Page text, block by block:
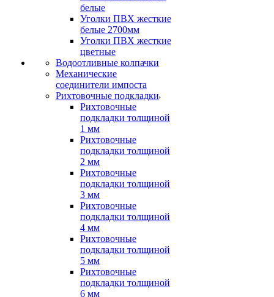
белые
Уголки ПВХ жесткие
белые 2700мм
Уголки ПВХ жесткие
цветные
Водоотливные колпачки
Механические
соединители импоста
Рихтовочные подкладки
Рихтовочные
подкладки толщиной
1 мм
Рихтовочные
подкладки толщиной
2 мм
Рихтовочные
подкладки толщиной
3 мм
Рихтовочные
подкладки толщиной
4 мм
Рихтовочные
подкладки толщиной
5 мм
Рихтовочные
подкладки толщиной
6 мм